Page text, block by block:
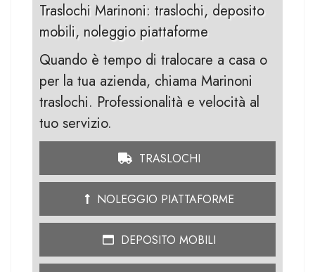
Traslochi Marinoni: traslochi, deposito
mobili, noleggio piattaforme
Quando è tempo di tralocare a casa o
per la tua azienda, chiama Marinoni
traslochi. Professionalità e velocità al
tuo servizio.
TRASLOCHI
NOLEGGIO PIATTAFORME
DEPOSITO MOBILI